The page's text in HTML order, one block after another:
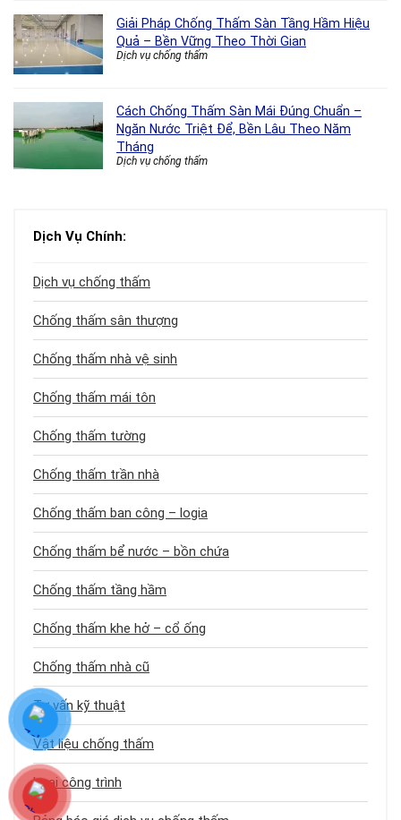
Giải Pháp Chống Thấm Sàn Tầng Hầm Hiệu
Quả – Bền Vững Theo Thời Gian
Dịch vụ chống thấm
Cách Chống Thấm Sàn Mái Đúng Chuẩn –
Ngăn Nước Triệt Để, Bền Lâu Theo Năm
Tháng
Dịch vụ chống thấm
Dịch Vụ Chính:
Dịch vụ chống thấm
Chống thấm sân thượng
Chống thấm nhà vệ sinh
Chống thấm mái tôn
Chống thấm tường
Chống thấm trần nhà
Chống thấm ban công – logia
Chống thấm bể nước – bồn chứa
Chống thấm tầng hầm
Chống thấm khe hở – cổ ống
Chống thấm nhà cũ
Tư vấn kỹ thuật
Vật liệu chống thấm
Loại công trình